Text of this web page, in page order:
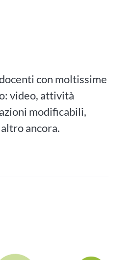
con moltissime
video, attività
modificabili,
ancora.